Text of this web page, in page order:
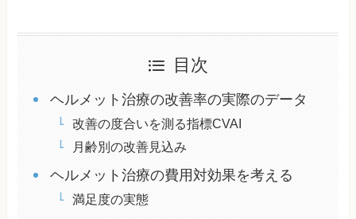
目次
ヘルメット治療の改善率の実際のデータ
改善の度合いを測る指標CVAI
月齢別の改善見込み
ヘルメット治療の費用対効果を考える
満足度の実態